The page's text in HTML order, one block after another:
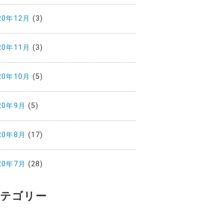
年12月 (3)
年11月 (3)
年10月 (5)
年9月 (5)
年8月 (17)
年7月 (28)
ゴリー